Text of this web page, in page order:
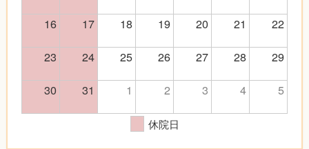
16
17 18 19 20 21
22
23
24 25 26 27 28
29
30
31 1 2 3 4 5
休院日